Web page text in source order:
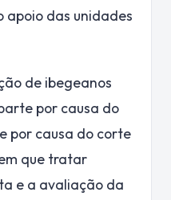
das unidades
de ibegeanos
por causa do
por causa do corte
que tratar
e a avaliação da